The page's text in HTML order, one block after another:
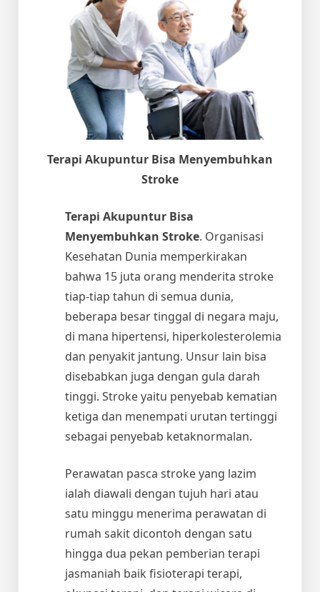
Terapi Akupuntur Bisa Menyembuhkan
Stroke
Terapi Akupuntur Bisa
Menyembuhkan Stroke. Organisasi
Kesehatan Dunia memperkirakan
bahwa 15 juta orang menderita stroke
tiap-tiap tahun di semua dunia,
beberapa besar tinggal di negara maju,
di mana hipertensi, hiperkolesterolemia
dan penyakit jantung. Unsur lain bisa
disebabkan juga dengan gula darah
tinggi. Stroke yaitu penyebab kematian
ketiga dan menempati urutan tertinggi
sebagai penyebab ketaknormalan.
Perawatan pasca stroke yang lazim
ialah diawali dengan tujuh hari atau
satu minggu menerima perawatan di
rumah sakit dicontoh dengan satu
hingga dua pekan pemberian terapi
jasmaniah baik fisioterapi terapi,